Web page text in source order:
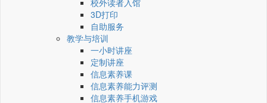
校外读者入馆
3D打印
自助服务
教学与培训
一小时讲座
定制讲座
信息素养课
信息素养能力评测
信息素养手机游戏